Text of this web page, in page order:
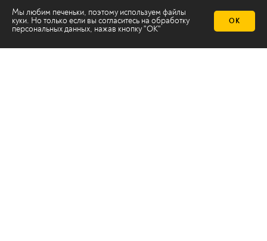
Мы любим печеньки, поэтому используем файлы
куки. Но только если вы согласитесь на обработку
персональных данных, нажав кнопку "ОК"
ОК